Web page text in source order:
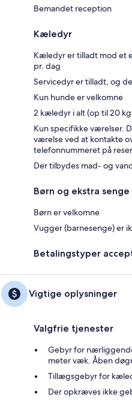
Bemandet reception
Kæledyr
Kæledyr er tilladt mod et
pr. dag
Servicedyr er tilladt, og
Kun hunde er velkomne
2 kæledyr i alt (op til 20
Kun specifikke værelser.
værelse ved at kontakte
telefonnummeret på
Der tilbydes mad- og
Børn og ekstra senge
Børn er velkomne
Vugger (barnesenge) er
Betalingstyper
Vigtige oplysninger
Valgfrie tjenester
Gebyr for
meter væk. Åben
Tillægsgebyr for
Der opkræves ikke